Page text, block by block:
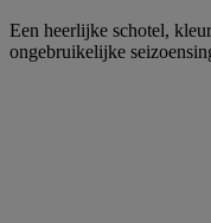
Een heerlijke schotel,
ongebruikelijke